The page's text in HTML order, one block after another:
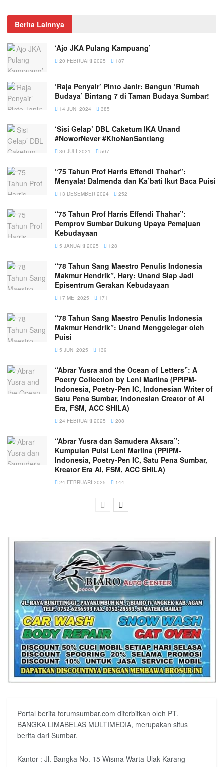
Berita Lainnya
‘Ajo JKA Pulang Kampuang’
20 FEBRUARI 2025 187
‘Raja Penyair’ Pinto Janir: Bangun ‘Rumah
Budaya’ Bintang 7 di Taman Budaya Sumbar!
14 JUNI 2024 385
‘Sisi Gelap’ DBL Caketum IKA Unand
#NoworNever #KitoNanSantiang
30 JULI 2021 507
“75 Tahun Prof Harris Effendi Thahar”:
Menyala! Dalmenda dan Ka’bati Ikut Baca Puisi
13 DESEMBER 2024 252
“75 Tahun Prof Harris Effendi Thahar”:
Pemprov Sumbar Dukung Upaya Pemajuan
Kebudayaan
5 JANUARI 2025 128
“78 Tahun Sang Maestro Penulis Indonesia
Makmur Hendrik”, Hary: Unand Siap Jadi
Episentrum Gerakan Kebudayaan
17 MEI 2025 171
“78 Tahun Sang Maestro Penulis Indonesia
Makmur Hendrik”: Unand Menggelegar oleh
Puisi
5 JUNI 2025 139
“Abrar Yusra and the Ocean of Letters”: A
Poetry Collection by Leni Marlina (PPIPM-
Indonesia, Poetry-Pen IC, Indonesian Writer of
Satu Pena Sumbar, Indonesian Creator of AI
Era, FSM, ACC SHILA)
24 FEBRUARI 2025 208
“Abrar Yusra dan Samudera Aksara”:
Kumpulan Puisi Leni Marlina (PPIPM-
Indonesia, Poetry-Pen IC, Satu Pena Sumbar,
Kreator Era AI, FSM, ACC SHILA)
24 FEBRUARI 2025 144
Portal berita forumsumbar.com diterbitkan oleh PT.
BANGKA LIMABELAS MULTIMEDIA, merupakan situs
berita dari Sumbar.
Kantor : Jl. Bangka No. 15 Wisma Warta Ulak Karang –